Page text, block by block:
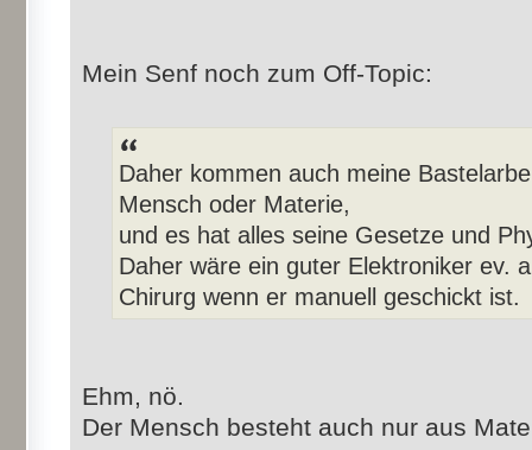
Mein Senf noch zum Off-Topic:
Daher kommen auch meine
Mensch oder Materie,
und es hat alles seine Gesetze und
Daher wäre ein guter Elektroniker ev.
Chirurg wenn er manuell geschickt ist.
Ehm, nö.
Der Mensch besteht auch nur aus